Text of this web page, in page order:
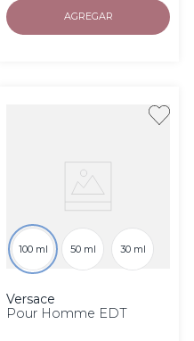
AGREGAR
100 ml 50 ml 30 ml
Versace
Pour Homme EDT